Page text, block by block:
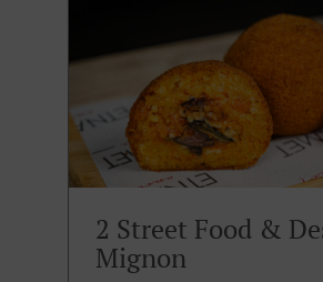
2 Street Food &
Mignon